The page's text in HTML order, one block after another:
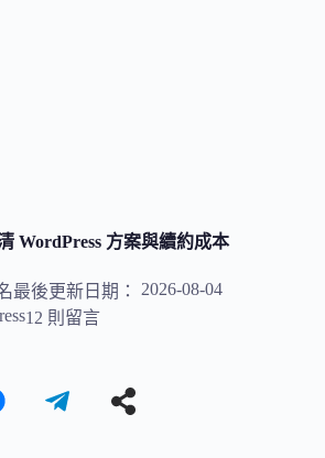
WordPress 方案與續約成本
最後更新日期：
2026-08-04
12 則留言